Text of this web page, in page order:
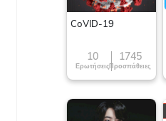
CoVID-19
10
Ερωτήσεις
1745
Προσπάθειες